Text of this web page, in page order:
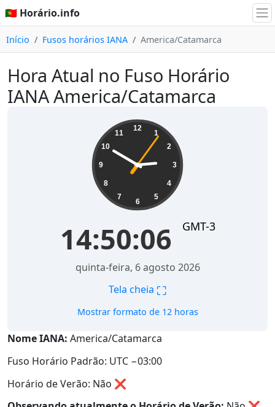
🇵🇹 Horário.info
Início Fusos horários IANA America/Catamarca
Hora Atual no Fuso Horário
IANA America/Catamarca
12
1
2
3
4
5
6
7
8
9
10
11
14:50:06 GMT-3
quinta-feira, 6 agosto 2026
Tela cheia ⛶
Mostrar formato de 12 horas
Nome IANA: America/Catamarca
Fuso Horário Padrão: UTC −03:00
Horário de Verão: Não ❌